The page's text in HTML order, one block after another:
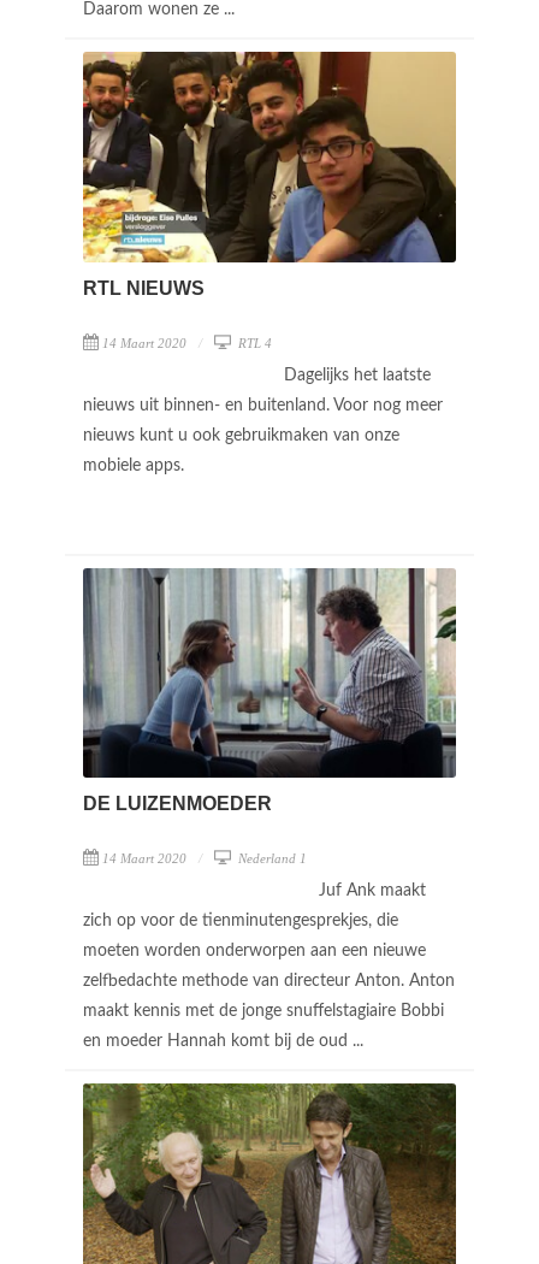
Daarom wonen ze ...
RTL NIEUWS
14 Maart 2020 RTL 4
Dagelijks het laatste
nieuws uit binnen- en buitenland. Voor nog meer
nieuws kunt u ook gebruikmaken van onze
mobiele apps.
DE LUIZENMOEDER
14 Maart 2020 Nederland 1
Juf Ank maakt
zich op voor de tienminutengesprekjes, die
moeten worden onderworpen aan een nieuwe
zelfbedachte methode van directeur Anton. Anton
maakt kennis met de jonge snuffelstagiaire Bobbi
en moeder Hannah komt bij de oud ...